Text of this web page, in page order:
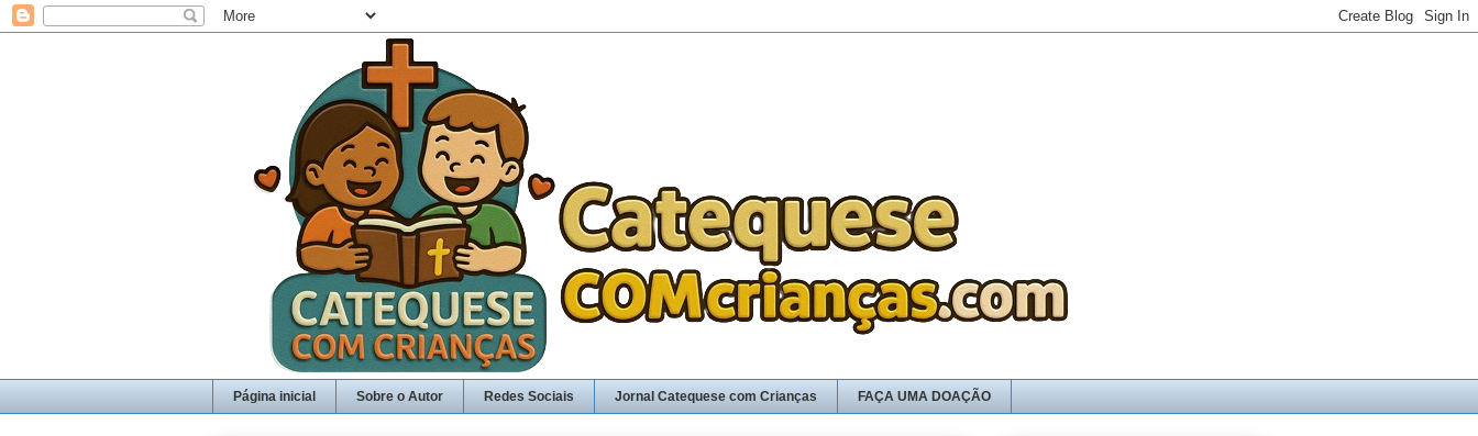
Página inicial Sobre o Autor Redes Sociais Jornal Catequese com Crianças FAÇA UMA DOAÇÃO